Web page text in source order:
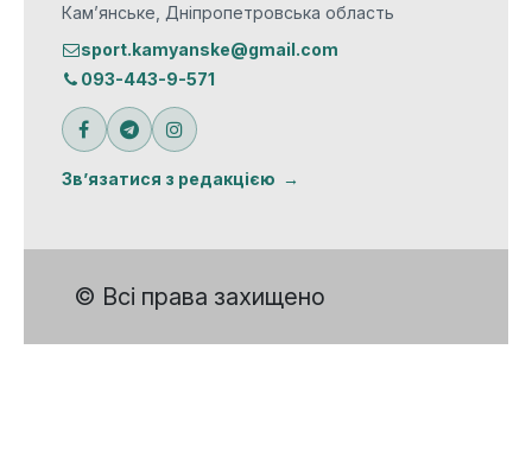
Кам’янське, Дніпропетровська область
sport.kamyanske@gmail.com
093-443-9-571
Зв’язатися з редакцією
© Всі права захищено